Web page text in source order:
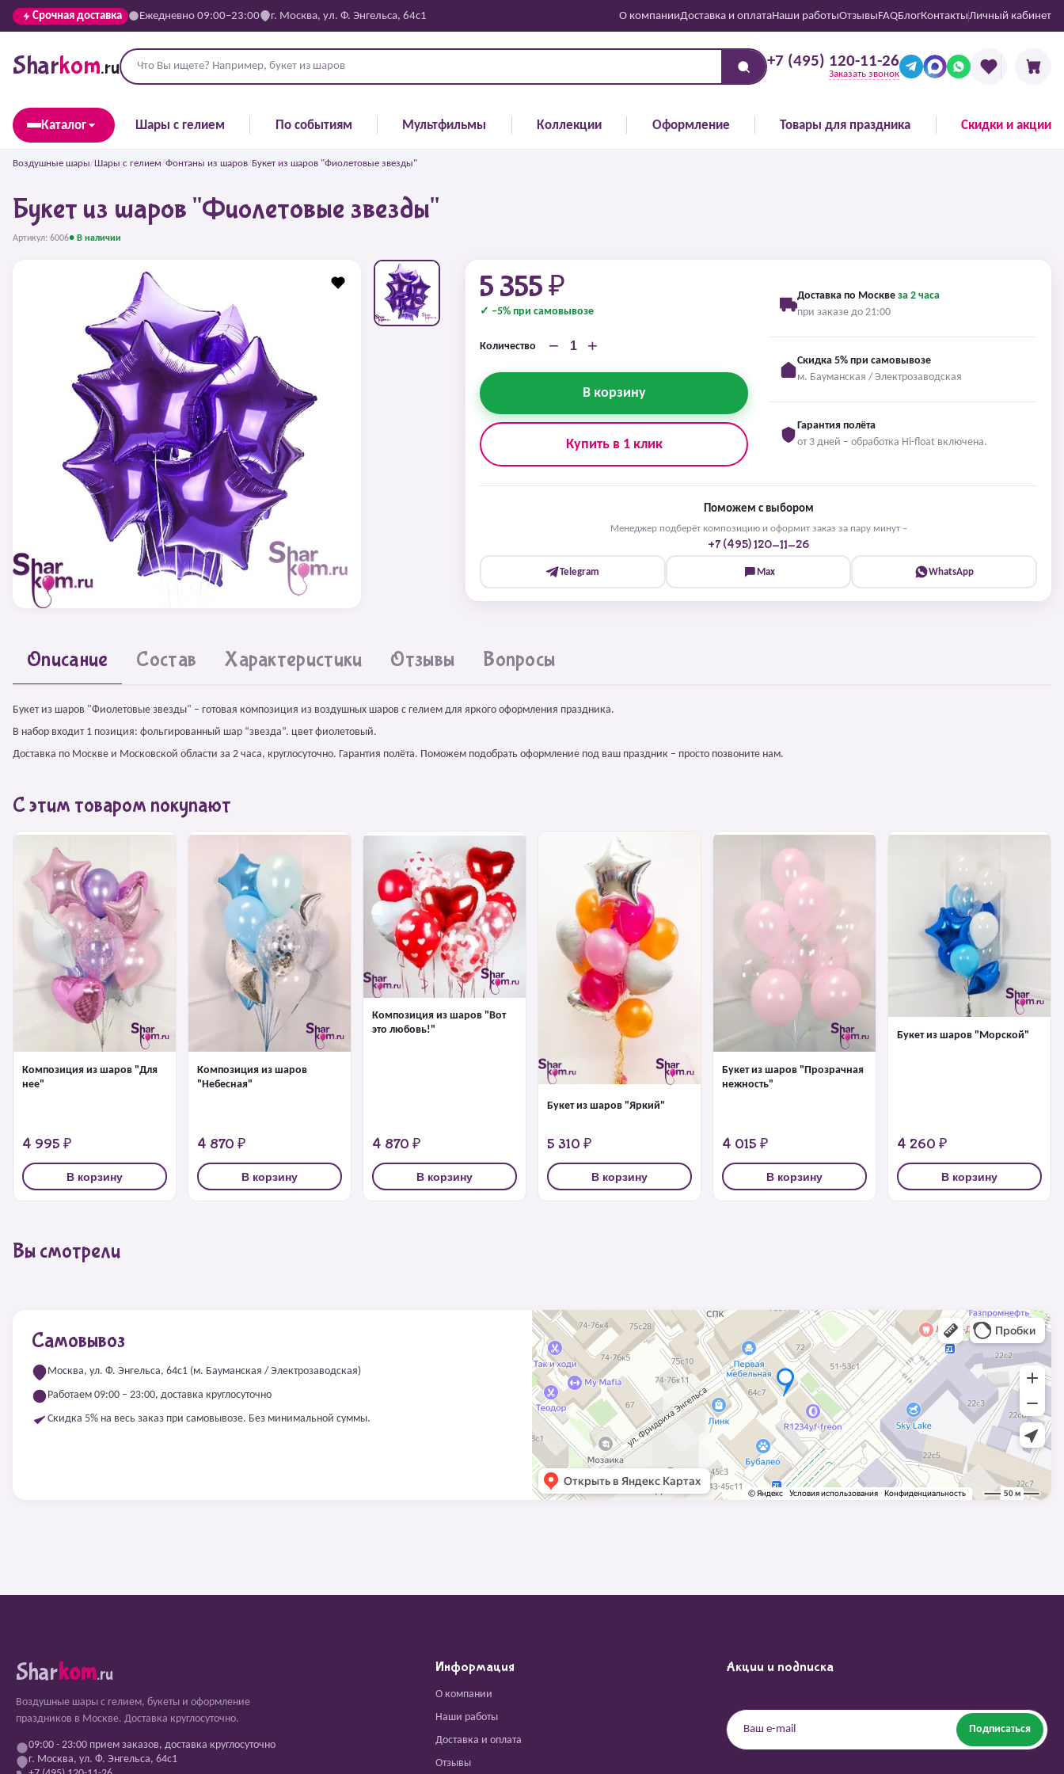
Срочная доставка Ежедневно 09:00–23:00 г. Москва, ул. Ф. Энгельса, 64с1 О компанииДоставка и оплатаНаши работыОтзывыFAQБлогКонтактыЛичный кабинет
Sharkom.ru +7 (495) 120-11-26
Заказать звонок
Каталог Шары с гелием По событиям Мультфильмы Коллекции Оформление Товары для праздника Скидки и акции
Воздушные шары/Шары с гелием/Фонтаны из шаров/Букет из шаров "Фиолетовые звезды"
Букет из шаров "Фиолетовые звезды"
Артикул: 6006● В наличии
5 355 ₽
✓ −5% при самовывозе
Количество − +
В корзину
Купить в 1 клик
Доставка по Москве за 2 часа
при заказе до 21:00
Скидка 5% при самовывозе
м. Бауманская / Электрозаводская
Гарантия полёта
от 3 дней – обработка Hi-float включена.
Поможем с выбором
Менеджер подберёт композицию и оформит заказ за пару минут –
+7 (495) 120-11-26
Telegram Max WhatsApp
Описание Состав Характеристики Отзывы Вопросы
Букет из шаров "Фиолетовые звезды" – готовая композиция из воздушных шаров с гелием для яркого оформления праздника.
В набор входит 1 позиция: фольгированный шар “звезда”. цвет фиолетовый.
Доставка по Москве и Московской области за 2 часа, круглосуточно. Гарантия полёта. Поможем подобрать оформление под ваш праздник – просто позвоните нам.
С этим товаром покупают
Композиция из шаров "Для
нее"
4 995 ₽
В корзину
Композиция из шаров
"Небесная"
4 870 ₽
В корзину
Композиция из шаров "Вот
это любовь!"
4 870 ₽
В корзину
Букет из шаров "Яркий"
5 310 ₽
В корзину
Букет из шаров "Прозрачная
нежность"
4 015 ₽
В корзину
Букет из шаров "Морской"
4 260 ₽
В корзину
Вы смотрели
Самовывоз
Москва, ул. Ф. Энгельса, 64с1 (м. Бауманская / Электрозаводская)
Работаем 09:00 – 23:00, доставка круглосуточно
Скидка 5% на весь заказ при самовывозе. Без минимальной суммы.
Sharkom.ru
Воздушные шары с гелием, букеты и оформление
праздников в Москве. Доставка круглосуточно.
09:00 - 23:00 прием заказов, доставка круглосуточно
г. Москва, ул. Ф. Энгельса, 64с1
Информация
О компании
Наши работы
Доставка и оплата
Отзывы
Акции и подписка
Подписаться